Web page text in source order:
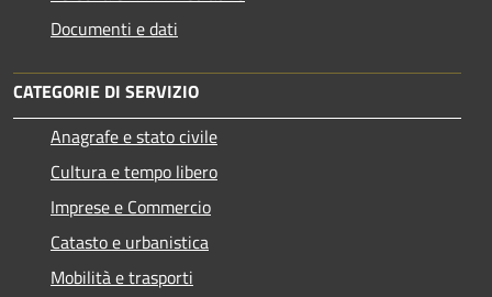
Documenti e dati
CATEGORIE DI SERVIZIO
Anagrafe e stato civile
Cultura e tempo libero
Imprese e Commercio
Catasto e urbanistica
Mobilità e trasporti